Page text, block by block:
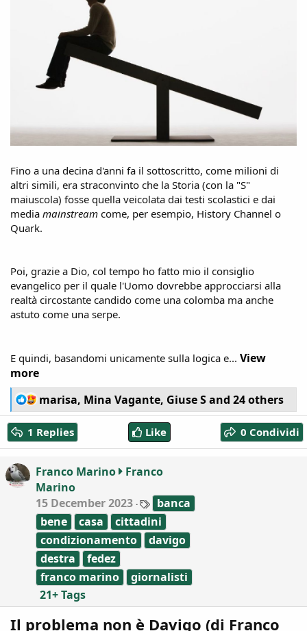
Fino a una decina d'anni fa il sottoscritto, come milioni di
altri simili, era straconvinto che la Storia (con la "S"
maiuscola) fosse quella veicolata dai testi scolastici e dai
media mainstream come, per esempio, History Channel o
Quark.
Poi, grazie a Dio, col tempo ho fatto mio il consiglio
evangelico per il quale l'Uomo dovrebbe approcciarsi alla
realtà circostante candido come una colomba ma anche
astuto come una serpe.
E quindi, basandomi unicamente sulla logica e... View
more
R
e
a
c
t
o
n
s
:
marisa, Mina Vagante, Giuse Sand 24 others
1 Replies Like 0 Condividi
Franco Marino
Franco
Marino
15 December 2023
T
a
g
s
banca
bene
casa
cittadini
condizionamento
davigo
destra
fedez
franco marino
giornalisti
21+ Tags
Il problema non è Davigo (di Franco